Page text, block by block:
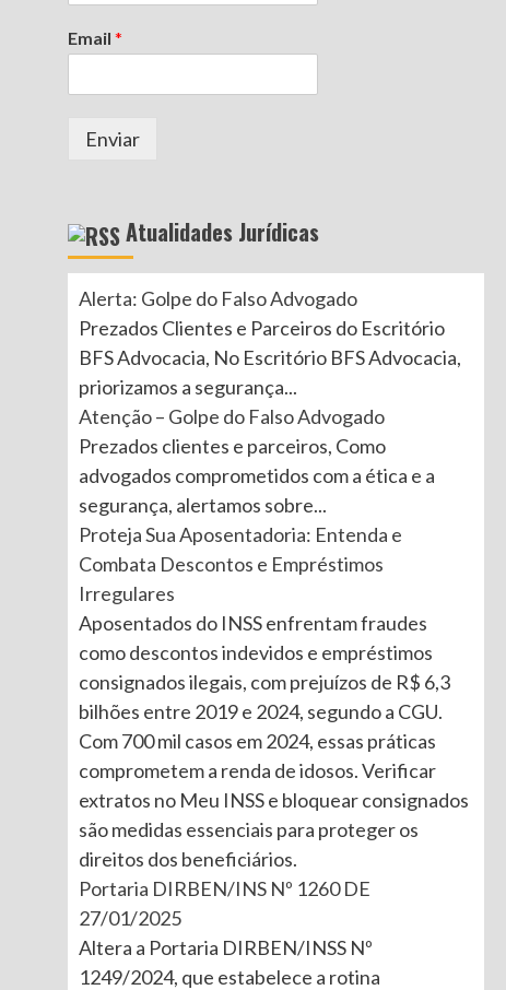
Email *
Enviar
Atualidades Jurídicas
Alerta: Golpe do Falso Advogado
Prezados Clientes e Parceiros do Escritório
BFS Advocacia, No Escritório BFS Advocacia,
priorizamos a segurança...
Atenção – Golpe do Falso Advogado
Prezados clientes e parceiros, Como
advogados comprometidos com a ética e a
segurança, alertamos sobre...
Proteja Sua Aposentadoria: Entenda e
Combata Descontos e Empréstimos
Irregulares
Aposentados do INSS enfrentam fraudes
como descontos indevidos e empréstimos
consignados ilegais, com prejuízos de R$ 6,3
bilhões entre 2019 e 2024, segundo a CGU.
Com 700 mil casos em 2024, essas práticas
comprometem a renda de idosos. Verificar
extratos no Meu INSS e bloquear consignados
são medidas essenciais para proteger os
direitos dos beneficiários.
Portaria DIRBEN/INS Nº 1260 DE
27/01/2025
Altera a Portaria DIRBEN/INSS Nº
1249/2024, que estabelece a rotina